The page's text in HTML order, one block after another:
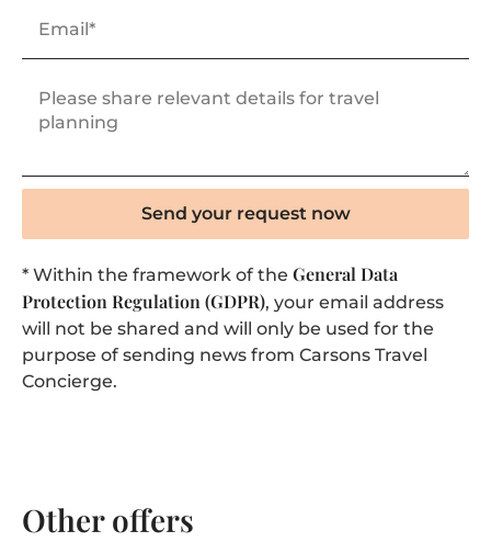
Send your request now
* Within the framework of the General Data
Protection Regulation (GDPR), your email address
will not be shared and will only be used for the
purpose of sending news from Carsons Travel
Concierge.
Other offers